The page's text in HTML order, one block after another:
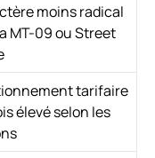
moins radical
MT-09 ou Street
tarifaire
élevé selon les